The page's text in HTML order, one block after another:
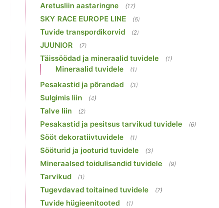
Aretusliin aastaringne (17)
SKY RACE EUROPE LINE (6)
Tuvide transpordikorvid (2)
JUUNIOR (7)
Täissöödad ja mineraalid tuvidele (1)
Mineraalid tuvidele (1)
Pesakastid ja põrandad (3)
Sulgimis liin (4)
Talve liin (2)
Pesakastid ja pesitsus tarvikud tuvidele (6)
Sööt dekoratiivtuvidele (1)
Sööturid ja jooturid tuvidele (3)
Mineraalsed toidulisandid tuvidele (9)
Tarvikud (1)
Tugevdavad toitained tuvidele (7)
Tuvide hügieenitooted (1)